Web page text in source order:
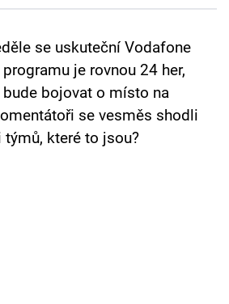
se uskuteční Vodafone
programu je rovnou 24 her,
bojovat o místo na
se vesměs shodli
které to jsou?